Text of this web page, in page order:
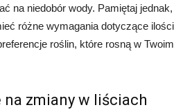
na niedobór wody. Pamiętaj jednak,
różne wymagania dotyczące ilości
roślin, które rosną w Twoim
zmiany w liściach